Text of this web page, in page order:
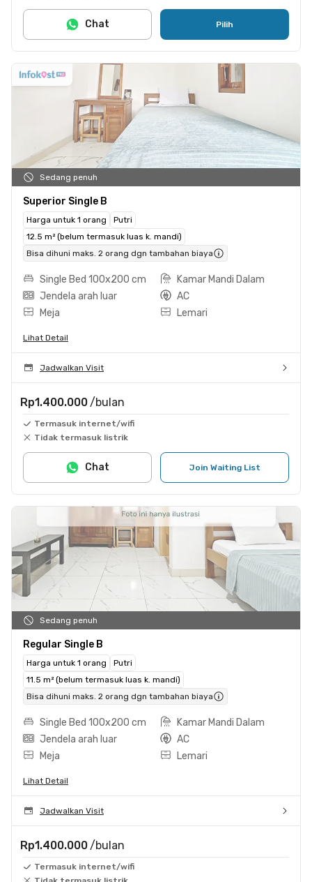
Pilih
Chat
Sedang penuh
Superior Single B
Harga untuk 1 orang
Putri
12.5 m² (belum termasuk luas k. mandi)
Bisa dihuni maks. 2 orang dgn tambahan biaya
Single Bed 100x200 cm
Kamar Mandi Dalam
Jendela arah luar
AC
Meja
Lemari
Lihat Detail
Jadwalkan Visit
Rp1.400.000 /bulan
Termasuk internet/wifi
Tidak termasuk listrik
Join Waiting List
Chat
Sedang penuh
Regular Single B
Harga untuk 1 orang
Putri
11.5 m² (belum termasuk luas k. mandi)
Bisa dihuni maks. 2 orang dgn tambahan biaya
Single Bed 100x200 cm
Kamar Mandi Dalam
Jendela arah luar
AC
Meja
Lemari
Lihat Detail
Jadwalkan Visit
Rp1.400.000 /bulan
Termasuk internet/wifi